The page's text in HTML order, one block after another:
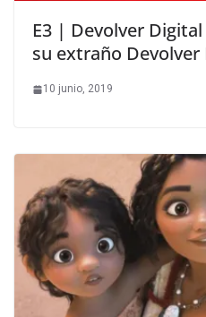
E3 | Devolver
su extraño Devolver
10 junio, 2019